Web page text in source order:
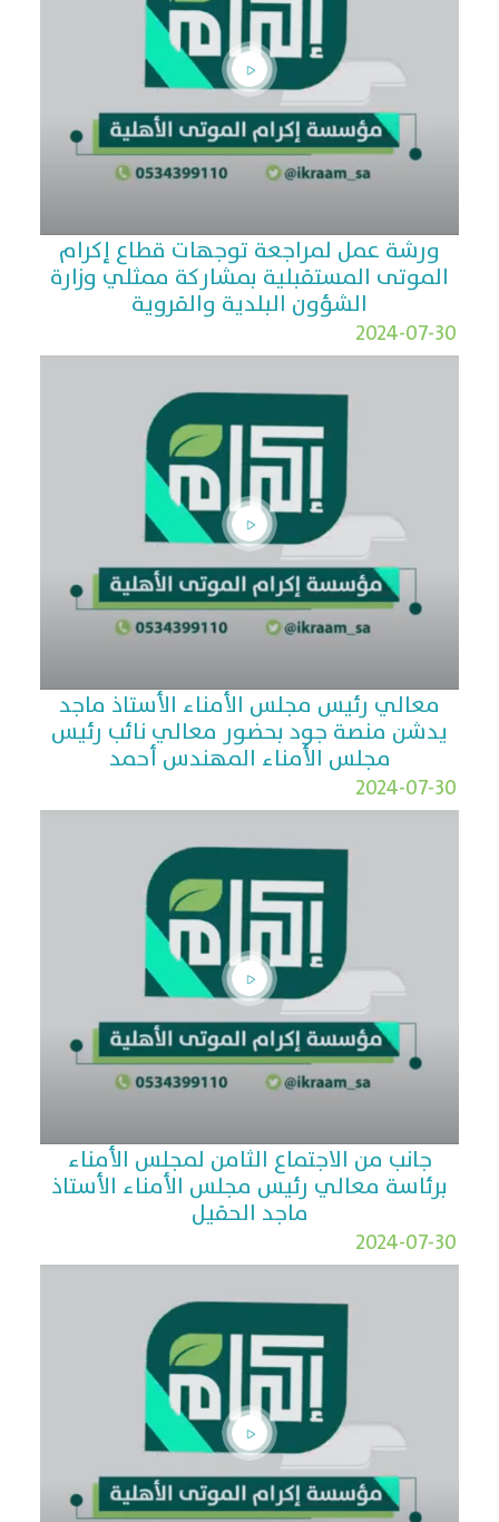
ورشة عمل لمراجعة توجهات قطاع إكرام
الموتى المستقبلية بمشاركة ممثلي وزارة
الشؤون البلدية والقروية
2024-07-30
معالي رئيس مجلس الأمناء الأستاذ ماجد
يدشن منصة جود بحضور معالي نائب رئيس
مجلس الأمناء المهندس أحمد
2024-07-30
جانب من الاجتماع الثامن لمجلس الأمناء
برئاسة معالي رئيس مجلس الأمناء الأستاذ
ماجد الحقيل
2024-07-30